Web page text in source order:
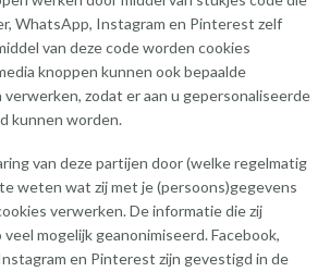
WhatsApp, Instagram en Pinterest zelf
van deze code worden cookies
knoppen kunnen ook bepaalde
verwerken, zodat er aan u gepersonaliseerde
kunnen worden.
van deze partijen door (welke regelmatig
weten wat zij met je (persoons)gegevens
verwerken. De informatie die zij
mogelijk geanonimiseerd. Facebook,
en Pinterest zijn gevestigd in de